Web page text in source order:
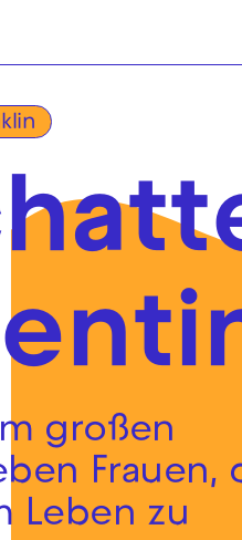
Zum
großen
Frauen,
Leben zu